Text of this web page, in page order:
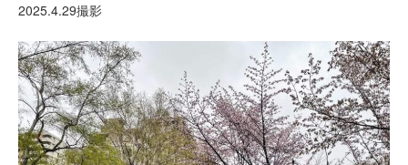
2025.4.29撮影